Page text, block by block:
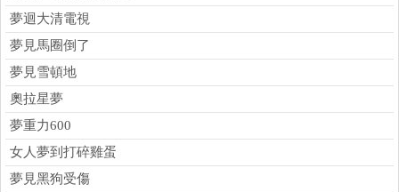
夢迴大清電視
夢見馬圈倒了
夢見雪頓地
奧拉星夢
夢重力600
女人夢到打碎雞蛋
夢見黑狗受傷